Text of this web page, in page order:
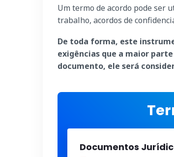
Um termo de acordo pode ser
trabalho, acordos de
De toda forma, este
exigências que a maior
documento, ele será
Documentos